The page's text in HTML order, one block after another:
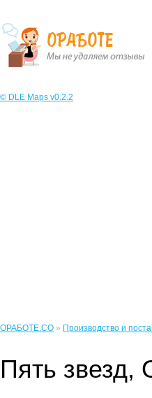
© DLE Maps v0.2.2
ОРАБОТЕ.CO » Производство и
Пять